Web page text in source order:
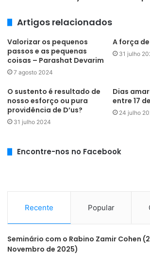
Artigos relacionados
Valorizar os pequenos
passos e as pequenas
coisas – Parashat Devarim
7 agosto 2024
A força
31 julho
O sustento é resultado de
nosso esforço ou pura
providência de D’us?
31 julho 2024
Dias
entre 17
24 julho
Encontre-nos no Facebook
Recente Popular
Seminário com o Rabino Zamir Cohen
Novembro de 2025)